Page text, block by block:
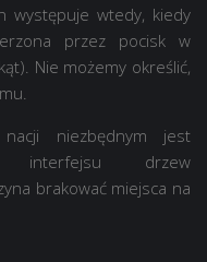
występuje wtedy, kiedy
przez pocisk w
Nie możemy określić,
niezbędnym jest
interfejsu drzew
brakować miejsca na